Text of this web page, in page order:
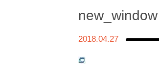
new_window
2018.04.27